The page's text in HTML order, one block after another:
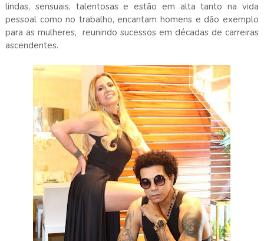
lindas, sensuais, talentosas e estão em alta tanto na vida
pessoal como no trabalho, encantam homens e dão exemplo
para as mulheres, reunindo sucessos em décadas de carreiras
ascendentes.